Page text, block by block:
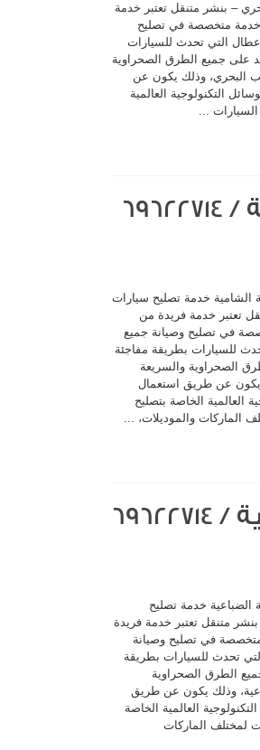
– بنشر متنقل تعتبر خدمة
خدمة متخصصة في تصليح
التي تحدث للسيارات
على جميع الطرق الصحراوية
البحري، وذلك يكون عن
التكنولوجية العالمية
السيارات ...
الشامية خدمة تصليح سيارات
تعتبر خدمة فريدة من
في تصليح وصيانة جميع
للسيارات بطريقة مفاجئة
الصحراوية والسريعة
يكون عن طريق استعمال
العالمية الخاصة بتصليح
الماركات والموديلات، ...
الضباعية خدمة تصليح
متنقل تعتبر خدمة فريدة
في تصليح وصيانة
تحدث للسيارات بطريقة
الطرق الصحراوية
وذلك يكون عن طريق
العالمية الخاصة
لمختلف الماركات